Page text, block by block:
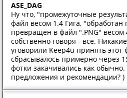
ASE_DAG
Ну что, "промежуточные
файл весом 1.4 Гига, "обработан
превращен в файл ".PNG" весом
собственно говоря - все.
уговорили Keep4u принять
сбрасывалось примерно через
фотки закачивались как обычно.
предложения и рекомендации? )